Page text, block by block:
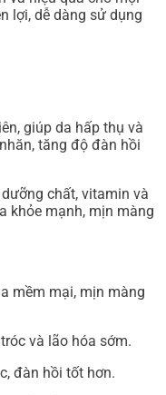
lợi, dễ dàng sử dụng
giúp da hấp thụ và
tăng độ đàn hồi
chất, vitamin và
khỏe mạnh, mịn màng
mềm mại, mịn màng
và lão hóa sớm.
đàn hồi tốt hơn.